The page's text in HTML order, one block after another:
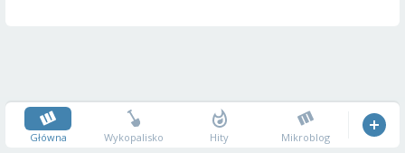
Główna Wykopalisko Hity Mikroblog